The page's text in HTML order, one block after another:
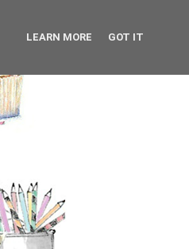
LEARN MORE GOT IT